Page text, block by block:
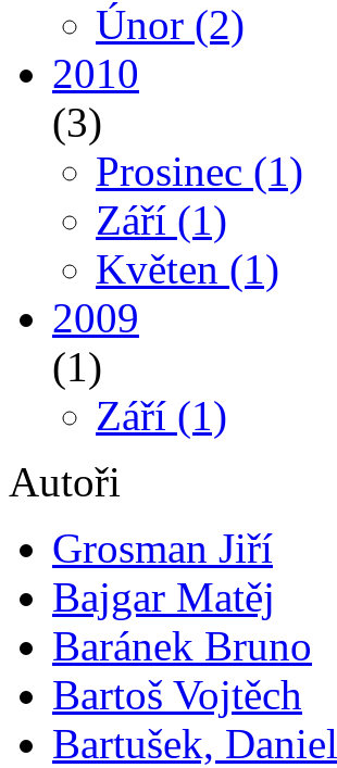
Únor (2)
2010
(3)
Prosinec (1)
Září (1)
Květen (1)
2009
(1)
Září (1)
Autoři
Grosman Jiří
Bajgar Matěj
Baránek Bruno
Bartoš Vojtěch
Bartušek, Daniel